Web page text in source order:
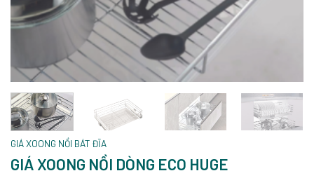
GIÁ XOONG NỒI BÁT ĐĨA
GIÁ XOONG NỒI DÒNG ECO HUGE